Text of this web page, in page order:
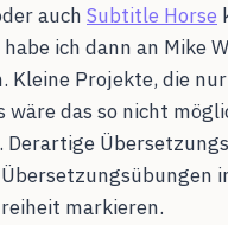
auch Subtitle Horse
ich dann an Mike
Kleine Projekte, die
das so nicht
Derartige
markieren.